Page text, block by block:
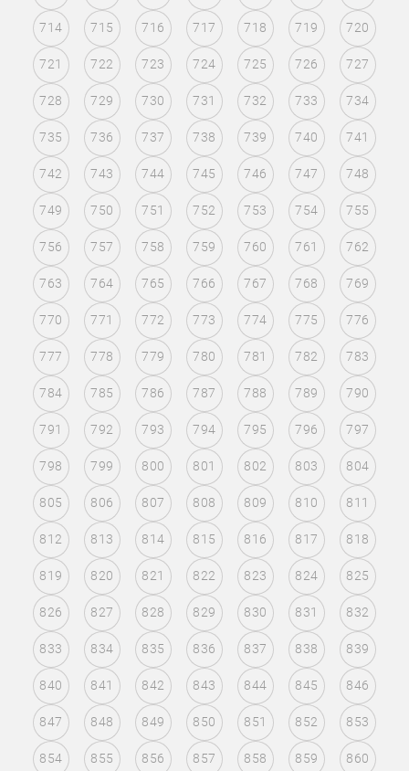
714 715 716 717 718 719 720
721 722 723 724 725 726 727
728 729 730 731 732 733 734
735 736 737 738 739 740 741
742 743 744 745 746 747 748
749 750 751 752 753 754 755
756 757 758 759 760 761 762
763 764 765 766 767 768 769
770 771 772 773 774 775 776
777 778 779 780 781 782 783
784 785 786 787 788 789 790
791 792 793 794 795 796 797
798 799 800 801 802 803 804
805 806 807 808 809 810 811
812 813 814 815 816 817 818
819 820 821 822 823 824 825
826 827 828 829 830 831 832
833 834 835 836 837 838 839
840 841 842 843 844 845 846
847 848 849 850 851 852 853
854 855 856 857 858 859 860